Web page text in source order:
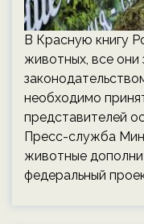
В Красную книгу
животных, все
необходимо
представителей
Пресс-служба
животные
федеральный